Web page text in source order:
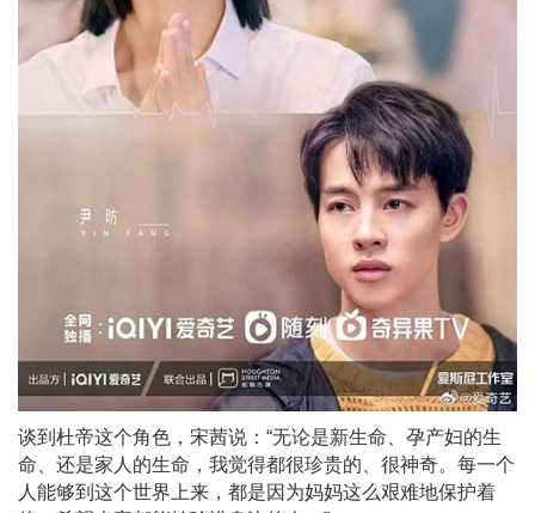
谈到杜帝这个角色，宋茜说：“无论是新生命、孕产妇的生
命、还是家人的生命，我觉得都很珍贵的、很神奇。每一个
人能够到这个世界上来，都是因为妈妈这么艰难地保护着